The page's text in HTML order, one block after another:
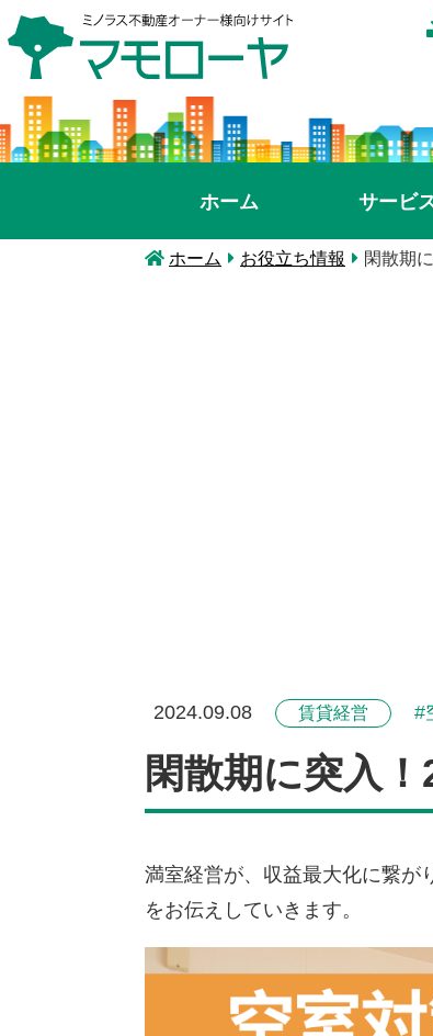
ホーム サービ
ホーム お役立ち情報 閑散期
2024.09.08 賃貸経営
閑散期に突入
満室経営が、収益最大化に繋が
をお伝えしていきます。